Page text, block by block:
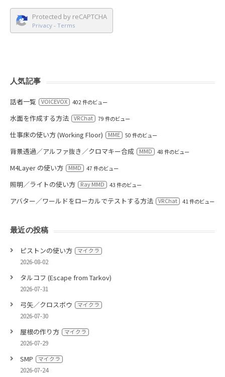
Protected by reCAPTCHA
Privacy - Terms
人気記事
話者一覧 VOICEVOX 402 件のビュー
水面を作成する方法 VRChat 79 件のビュー
仕事床の使い方 (Working Floor) MME 50 件のビュー
背景透過／アルファ抜き／クロマキー合成 MMD 48 件のビュー
M4Layer の使い方 MMD 47 件のビュー
照明／ライトの使い方 Ray MMD 43 件のビュー
アバター／ワールドをローカルでテストする方法 VRChat 41 件のビュー
最近の投稿
ピストンの使い方 マイクラ
2026-08-02
タルコフ (Escape from Tarkov)
2026-07-31
弓矢／クロスボウ マイクラ
2026-07-30
屋根の作り方 マイクラ
2026-07-29
SMP マイクラ
2026-07-24